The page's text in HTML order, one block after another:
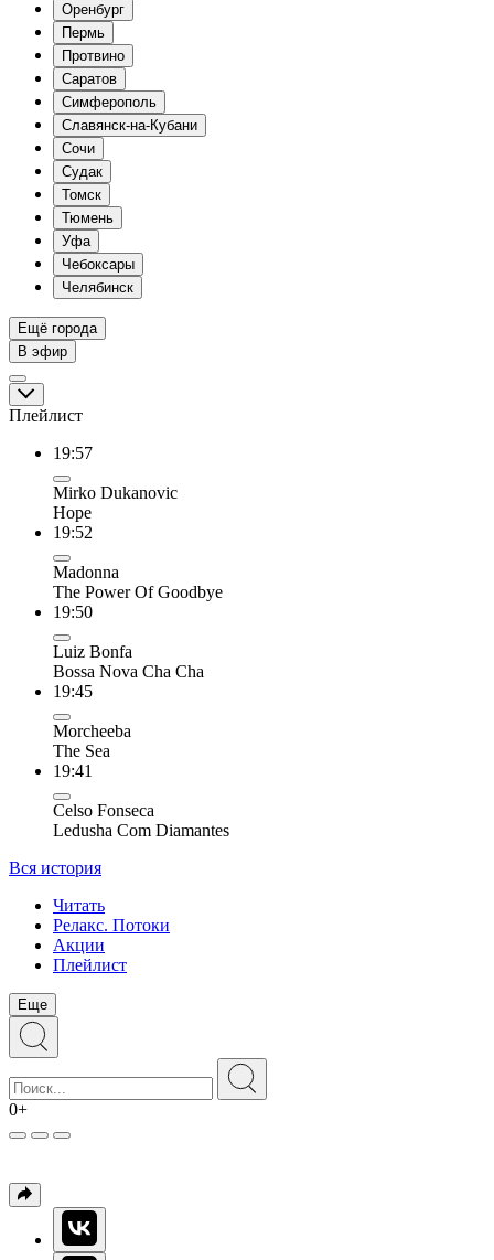
Оренбург
Пермь
Протвино
Саратов
Симферополь
Славянск-на-Кубани
Сочи
Судак
Томск
Тюмень
Уфа
Чебоксары
Челябинск
Ещё города
В эфир
Плейлист
19:57
Mirko Dukanovic
Hope
19:52
Madonna
The Power Of Goodbye
19:50
Luiz Bonfa
Bossa Nova Cha Cha
19:45
Morcheeba
The Sea
19:41
Celso Fonseca
Ledusha Com Diamantes
Вся история
Читать
Релакс. Потоки
Акции
Плейлист
Еще
0+